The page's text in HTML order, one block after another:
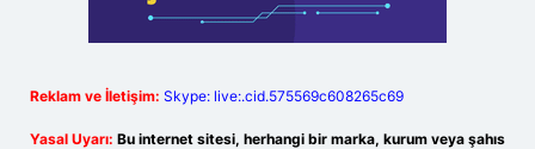
Reklam ve İletişim: Skype: live:.cid.575569c608265c69
Yasal Uyarı: Bu internet sitesi, herhangi bir marka, kurum veya şahıs